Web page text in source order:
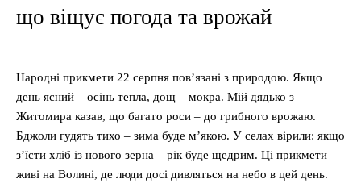
що віщує погода та врожай
Народні прикмети 22 серпня пов’язані з природою. Якщо
день ясний – осінь тепла, дощ – мокра. Мій дядько з
Житомира казав, що багато роси – до грибного врожаю.
Бджоли гудять тихо – зима буде м’якою. У селах вірили: якщо
з’їсти хліб із нового зерна – рік буде щедрим. Ці прикмети
живі на Волині, де люди досі дивляться на небо в цей день.